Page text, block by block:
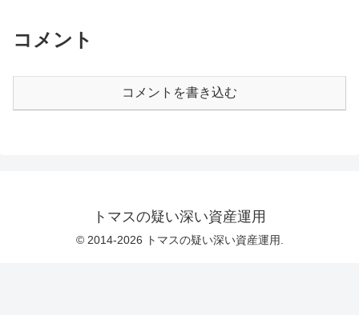
コメント
コメントを書き込む
トマスの疑い深い資産運用
© 2014-2026 トマスの疑い深い資産運用.